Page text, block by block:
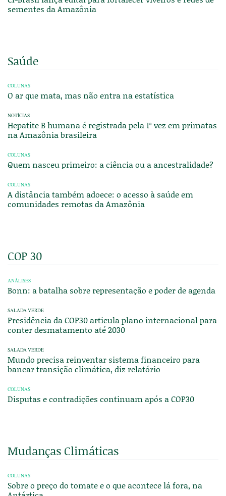
sementes da Amazônia
Saúde
COLUNAS
O ar que mata, mas não entra na estatística
NOTÍCIAS
Hepatite B humana é registrada pela 1ª vez em primatas
na Amazônia brasileira
COLUNAS
Quem nasceu primeiro: a ciência ou a ancestralidade?
COLUNAS
A distância também adoece: o acesso à saúde em
comunidades remotas da Amazônia
COP 30
ANÁLISES
Bonn: a batalha sobre representação e poder de agenda
SALADA VERDE
Presidência da COP30 articula plano internacional para
conter desmatamento até 2030
SALADA VERDE
Mundo precisa reinventar sistema financeiro para
bancar transição climática, diz relatório
COLUNAS
Disputas e contradições continuam após a COP30
Mudanças Climáticas
COLUNAS
Sobre o preço do tomate e o que acontece lá fora, na